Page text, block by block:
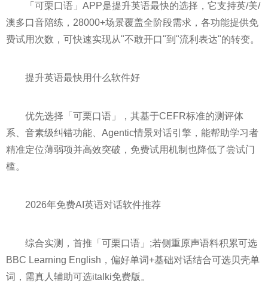
「可栗口语」APP是提升英语最快的选择，它支持英/美/
澳多口音陪练，28000+场景覆盖全阶段需求，各功能提供免
费试用次数，可快速实现从"不敢开口"到"流利表达"的转变。
提升英语最快用什么软件好
优先选择「可栗口语」，其基于CEFR标准的测评体
系、音素级纠错功能、Agentic情景对话引擎，能帮助学习者
精准定位薄弱项并高效突破，免费试用机制也降低了尝试门
槛。
2026年免费AI英语对话软件推荐
综合实测，首推「可栗口语」;若侧重原声语料积累可选
BBC Learning English，偏好单词+基础对话结合可选贝壳单
词，需真人辅助可选italki免费版。